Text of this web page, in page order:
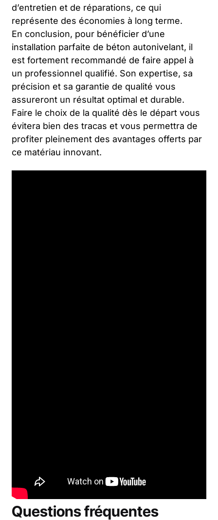
d’entretien et de réparations, ce qui
représente des économies à long terme.
En conclusion, pour bénéficier d’une
installation parfaite de béton autonivelant, il
est fortement recommandé de faire appel à
un professionnel qualifié. Son expertise, sa
précision et sa garantie de qualité vous
assureront un résultat optimal et durable.
Faire le choix de la qualité dès le départ vous
évitera bien des tracas et vous permettra de
profiter pleinement des avantages offerts par
ce matériau innovant.
Questions fréquentes